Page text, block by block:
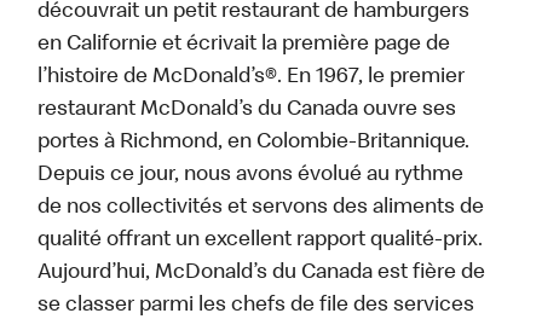
découvrait un petit restaurant de hamburgers
en Californie et écrivait la première page de
l’histoire de McDonald’s®. En 1967, le premier
restaurant McDonald’s du Canada ouvre ses
portes à Richmond, en Colombie-Britannique.
Depuis ce jour, nous avons évolué au rythme
de nos collectivités et servons des aliments de
qualité offrant un excellent rapport qualité-prix.
Aujourd’hui, McDonald’s du Canada est fière de
se classer parmi les chefs de file des services